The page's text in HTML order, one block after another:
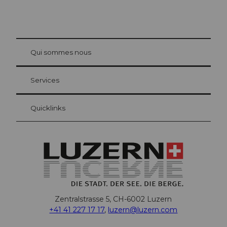
Carte d’hôte Lucerne
Vos avantages en tant qu'hôte pour la nuit
at Bre
Qui sommes nous
Services
Quicklinks
Zentralstrasse 5, CH-6002 Luzern
+41 41 227 17 17, luzern@luzern.com